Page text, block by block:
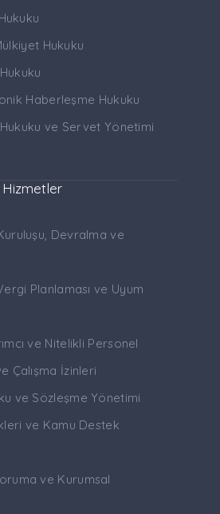
Hukuku
Haberleşme Hukuku
ve Servet Yönetimi
Devralma ve
Planlaması ve Uyum
ve Nitelikli Personel
Çalışma İzinleri
ve Sözleşme Yönetimi
ve Kamu Destek
ve Kurumsal